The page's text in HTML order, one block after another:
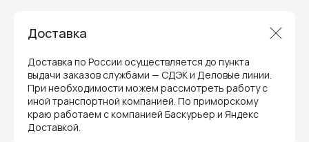
Доставка
Доставка по России осуществляется до пункта
выдачи заказов службами — СДЭК и Деловые линии.
При необходимости можем рассмотреть работу с
иной транспортной компанией. По приморскому
краю работаем с компанией Баскурьер и Яндекс
Доставкой.
сервис для торгового оборудования,
видеонаблюдения и онлайн-касс. Все
гарантией производителя и обслуживаются
через официальные сервисные центры
в Приморском крае.
Вам не придется отправлять оборудование
и ждать длительное время — мы обеспечиваем
быструю и эффективную коммуникацию с АСЦ,
чтобы ваш бизнес работал без перебоев.